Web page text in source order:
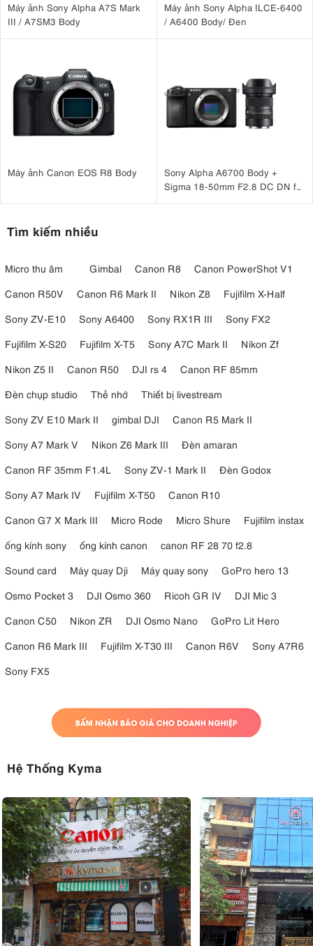
Máy ảnh Sony Alpha A7S Mark
III / A7SM3 Body
Máy ảnh Sony Alpha ILCE-6400
/ A6400 Body/ Đen
Máy ảnh Canon EOS R8 Body
Sony Alpha A6700 Body +
Sigma 18-50mm F2.8 DC DN for
Tìm kiếm nhiều
Micro thu âm Gimbal Canon R8
Canon PowerShot V1
Canon R50V
Canon R6 Mark II Nikon Z8
Fujifilm X-Half
Sony ZV-E10
Sony A6400 Sony RX1R III
Sony FX2
Fujifilm X-S20
Fujifilm X-T5 Sony A7C Mark II
Nikon Zf
Nikon Z5 II
Canon R50 DJI rs 4
Canon RF 85mm
Đèn chụp studio
Thẻ nhớ
Thiết bị livestream
Sony ZV E10 Mark II
gimbal DJI
Canon R5 Mark II
Sony A7 Mark V
Nikon Z6 Mark III
Đèn amaran
Canon RF 35mm F1.4L
Sony ZV-1 Mark II
Đèn Godox
Sony A7 Mark IV
Fujifilm X-T50
Canon R10
Canon G7 X Mark III
Micro Rode Micro Shure
Fujifilm instax
ống kính sony
ống kính canon
canon RF 28 70 f2.8
Sound card
Máy quay Dji Máy quay sony
GoPro hero 13
Osmo Pocket 3
DJI Osmo 360 Ricoh GR IV
DJI Mic 3
Canon C50
Nikon ZR DJI Osmo Nano
GoPro Lit Hero
Canon R6 Mark III
Fujifilm X-T30 III Canon R6V
Sony A7R6
Sony FX5
Hệ Thống Kyma